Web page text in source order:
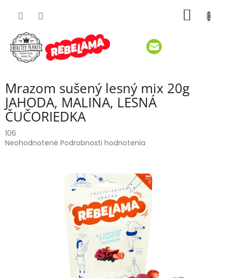
Mrazom sušený lesný mix 20g
JAHODA, MALINA, LESNÁ
ČUČORIEDKA
106
Priemerné
Neohodnotené Podrobnosti hodnotenia